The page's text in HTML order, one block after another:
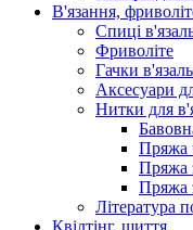
В'язання,
Спиці
Фриволіте
Гачки
Аксесуари
Нитки для
Пряжа
Пряжа
Пряжа
Література
Квілтінг, шиття